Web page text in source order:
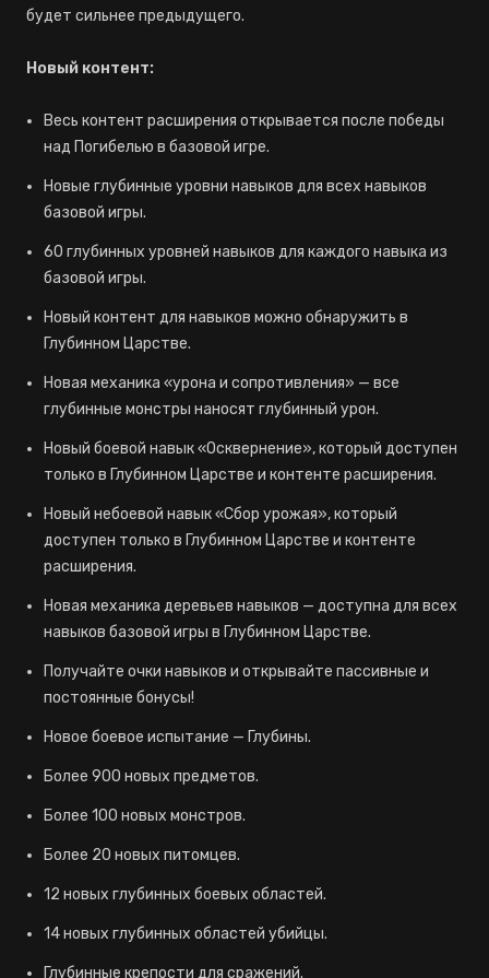
будет сильнее предыдущего.
Новый контент:
Весь контент расширения открывается после победы
над Погибелью в базовой игре.
Новые глубинные уровни навыков для всех навыков
базовой игры.
60 глубинных уровней навыков для каждого навыка из
базовой игры.
Новый контент для навыков можно обнаружить в
Глубинном Царстве.
Новая механика «урона и сопротивления» — все
глубинные монстры наносят глубинный урон.
Новый боевой навык «Осквернение», который доступен
только в Глубинном Царстве и контенте расширения.
Новый небоевой навык «Сбор урожая», который
доступен только в Глубинном Царстве и контенте
расширения.
Новая механика деревьев навыков — доступна для всех
навыков базовой игры в Глубинном Царстве.
Получайте очки навыков и открывайте пассивные и
постоянные бонусы!
Новое боевое испытание — Глубины.
Более 900 новых предметов.
Более 100 новых монстров.
Более 20 новых питомцев.
12 новых глубинных боевых областей.
14 новых глубинных областей убийцы.
Глубинные крепости для сражений.